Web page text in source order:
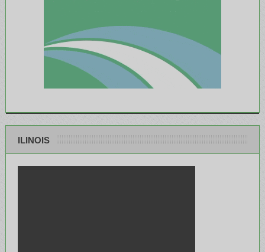
ILINOIS